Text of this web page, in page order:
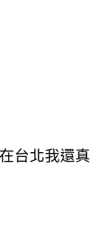
台北我還真